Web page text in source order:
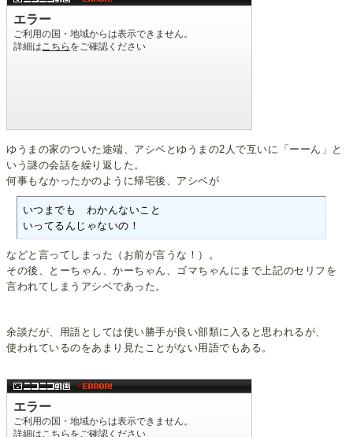
ゆうまの家のついた途端、アシベとゆうまの2人で互いに「ーーん」と
いう謎の会話を繰り返した。
何事もなかったかのように帰宅後、アシベが
いつまでも　わかんないこと
いってるんじゃないの！
などと言ってしまった（お前が言うな！）。
その後、とーちゃん、かーちゃん、ゴマちゃんにまで上記のセリフを
言われてしまうアシベであった。
余談だが、用語としては使い勝手が良い部類に入ると思われるが、
使われているのをあまり見たことがない用語でもある。